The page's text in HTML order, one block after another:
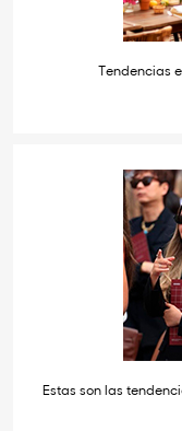
Tendencias
Estas son las